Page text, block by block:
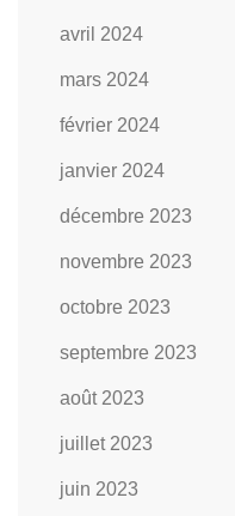
avril 2024
mars 2024
février 2024
janvier 2024
décembre 2023
novembre 2023
octobre 2023
septembre 2023
août 2023
juillet 2023
juin 2023